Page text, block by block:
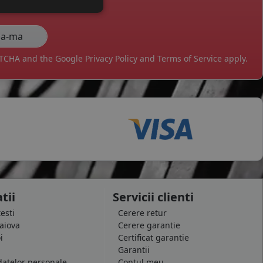
and the Google Privacy Policy and Terms of Service apply.
Servicii clienti
Cerere retur
Cerere garantie
Certificat garantie
Garantii